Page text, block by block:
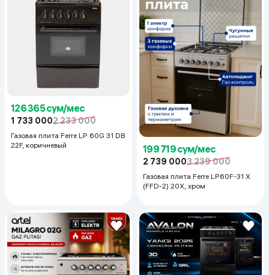
126 365 сум/мес
1 733 0002 233 000
Газовая плита Ferre LP 60G 31 DB
22F, коричневый
199 719 сум/мес
2 739 0003 239 000
Газовая плита Ferre LP60F-31 X
(FFD-2) 20X, хром